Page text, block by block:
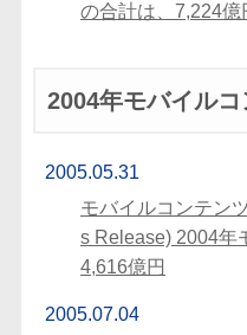
の合計は、7,224億
2004年モバイル
2005.05.31
モバイルコンテン
s Release) 2004年
4,616億円
2005.07.04